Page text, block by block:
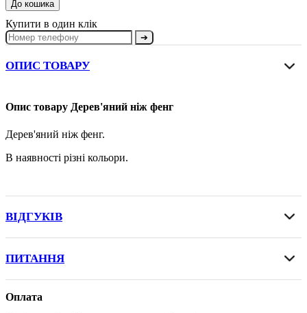
До кошика
Купити в один клік
➔
ОПИС ТОВАРУ
Опис товару Дерев'яний ніж фенг
Дерев'яний ніж фенг.
В наявності різні кольори.
ВІДГУКІВ
ПИТАННЯ
Оплата